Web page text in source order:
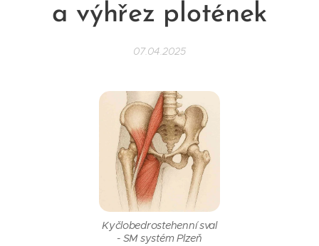
a výhřez plotének
07.04.2025
Kyčlobedrostehenní sval
- SM systém Plzeň